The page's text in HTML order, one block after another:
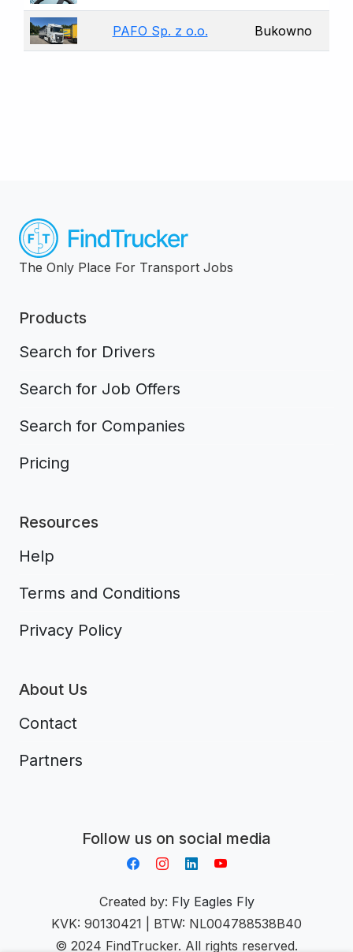
PAFO Sp. z o.o. Bukowno
The Only Place For Transport Jobs
Products
Search for Drivers
Search for Job Offers
Search for Companies
Pricing
Resources
Help
Terms and Conditions
Privacy Policy
About Us
Contact
Partners
Follow us on social media
Created by: Fly Eagles Fly
KVK: 90130421 | BTW: NL004788538B40
© 2024 FindTrucker. All rights reserved.